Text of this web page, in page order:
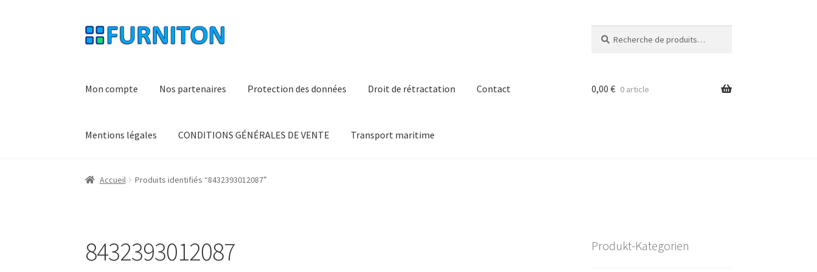
Aller
à
Aller
au
pour :
Mon compte Nos partenaires Protection des données Droit de rétractation Contact
Mentions légales CONDITIONS GÉNÉRALES DE VENTE Transport maritime
0,00 € 0 article
Accueil Produits identifiés “8432393012087”
8432393012087 Produkt-Kategorien